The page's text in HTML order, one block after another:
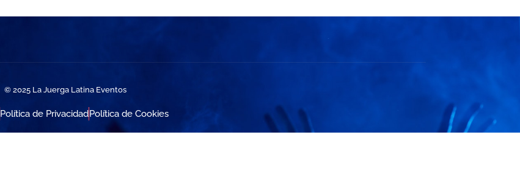
© 2025 La Juerga Latina Eventos
Política de PrivacidadPolítica de Cookies